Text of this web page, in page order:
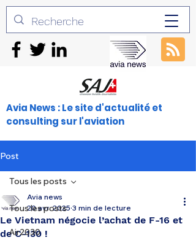
Avia News : Le site d'actualité et
consulting sur l'aviation
Post
Tous les posts
Air2030
Tous les posts
Le Vietnam négocie l’achat de F-16 et
de C-130 !
Avia news
20 avr. 2025 3 min de lecture